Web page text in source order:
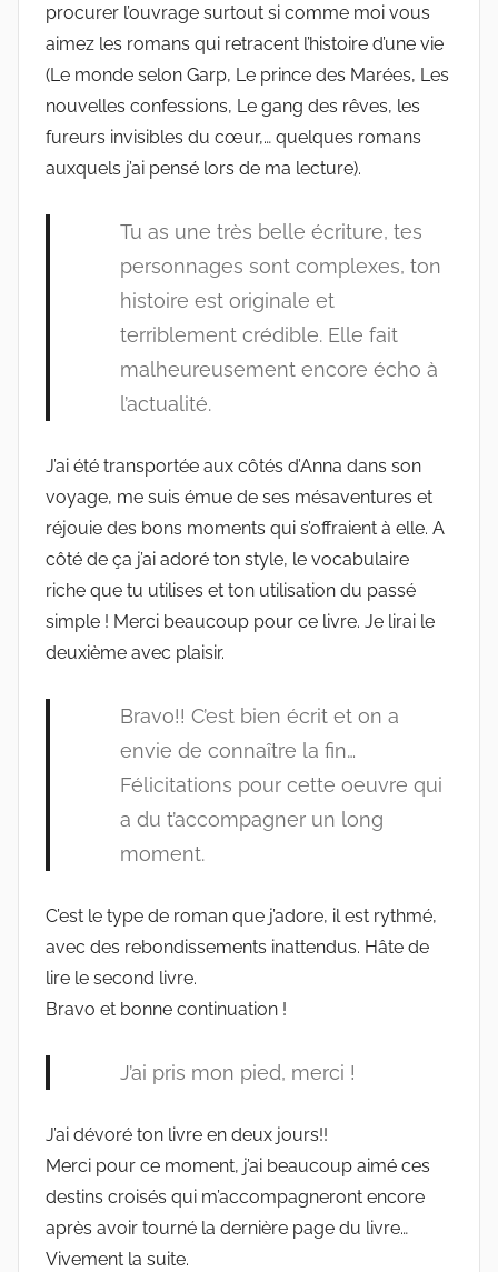
procurer l’ouvrage surtout si comme moi vous
aimez les romans qui retracent l’histoire d’une vie
(Le monde selon Garp, Le prince des Marées, Les
nouvelles confessions, Le gang des rêves, les
fureurs invisibles du cœur,… quelques romans
auxquels j’ai pensé lors de ma lecture).
Tu as une très belle écriture, tes
personnages sont complexes, ton
histoire est originale et
terriblement crédible. Elle fait
malheureusement encore écho à
l’actualité.
J’ai été transportée aux côtés d’Anna dans son
voyage, me suis émue de ses mésaventures et
réjouie des bons moments qui s’offraient à elle. A
côté de ça j’ai adoré ton style, le vocabulaire
riche que tu utilises et ton utilisation du passé
simple ! Merci beaucoup pour ce livre. Je lirai le
deuxième avec plaisir.
Bravo!! C’est bien écrit et on a
envie de connaître la fin…
Félicitations pour cette oeuvre qui
a du t’accompagner un long
moment.
C’est le type de roman que j’adore, il est rythmé,
avec des rebondissements inattendus. Hâte de
lire le second livre.
Bravo et bonne continuation !
J’ai pris mon pied, merci !
J’ai dévoré ton livre en deux jours!!
Merci pour ce moment, j’ai beaucoup aimé ces
destins croisés qui m’accompagneront encore
après avoir tourné la dernière page du livre…
Vivement la suite.